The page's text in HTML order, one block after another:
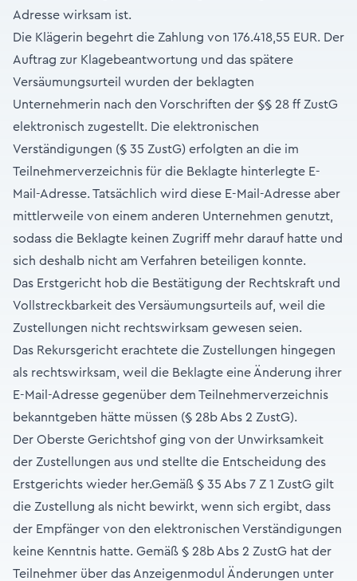
Adresse wirksam ist.
Die Klägerin begehrt die Zahlung von 176.418,55 EUR. Der
Auftrag zur Klagebeantwortung und das spätere
Versäumungsurteil wurden der beklagten
Unternehmerin nach den Vorschriften der §§ 28 ff ZustG
elektronisch zugestellt. Die elektronischen
Verständigungen (§ 35 ZustG) erfolgten an die im
Teilnehmerverzeichnis für die Beklagte hinterlegte E-
Mail-Adresse. Tatsächlich wird diese E-Mail-Adresse aber
mittlerweile von einem anderen Unternehmen genutzt,
sodass die Beklagte keinen Zugriff mehr darauf hatte und
sich deshalb nicht am Verfahren beteiligen konnte.
Das Erstgericht hob die Bestätigung der Rechtskraft und
Vollstreckbarkeit des Versäumungsurteils auf, weil die
Zustellungen nicht rechtswirksam gewesen seien.
Das Rekursgericht erachtete die Zustellungen hingegen
als rechtswirksam, weil die Beklagte eine Änderung ihrer
E-Mail-Adresse gegenüber dem Teilnehmerverzeichnis
bekanntgeben hätte müssen (§ 28b Abs 2 ZustG).
Der Oberste Gerichtshof ging von der Unwirksamkeit
der Zustellungen aus und stellte die Entscheidung des
Erstgerichts wieder her.Gemäß § 35 Abs 7 Z 1 ZustG gilt
die Zustellung als nicht bewirkt, wenn sich ergibt, dass
der Empfänger von den elektronischen Verständigungen
keine Kenntnis hatte. Gemäß § 28b Abs 2 ZustG hat der
Teilnehmer über das Anzeigenmodul Änderungen unter